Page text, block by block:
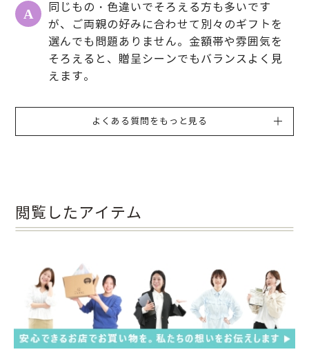
同じもの・色違いでそろえる方も多いです
が、ご両親の好みに合わせて別々のギフトを
選んでも問題ありません。金額帯や雰囲気を
そろえると、贈呈シーンでもバランスよく見
えます。
よくある質問をもっと見る
閲覧したアイテム